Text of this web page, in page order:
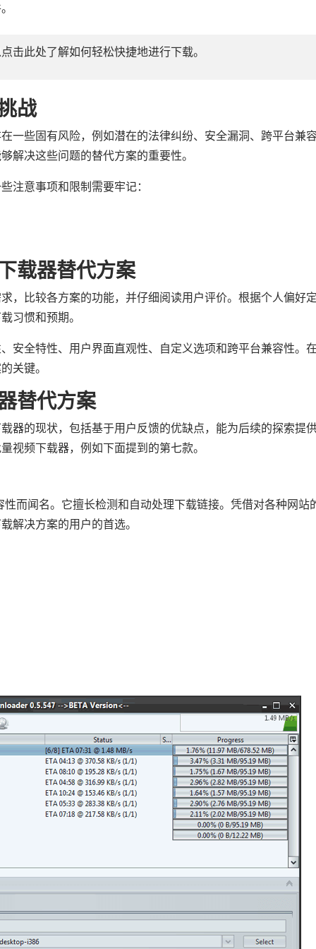
击此处了解如何轻松快捷地进行下载。
战
一些固有风险，例如潜在的法律纠纷、安全漏洞、跨平台兼
解决这些问题的替代方案的重要性。
注意事项和限制需要牢记：
载器替代方案
，比较各方案的功能，并仔细阅读用户评价。根据个人偏好
习惯和预期。
安全特性、用户界面直观性、自定义选项和跨平台兼容性。
关键。
替代方案
器的现状，包括基于用户反馈的优缺点，能为后续的探索提
视频下载器，例如下面提到的第七款。
而闻名。它擅长检测和自动处理下载链接。凭借对各种网站
解决方案的用户的首选。